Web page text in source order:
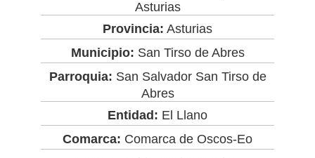
Asturias
Provincia: Asturias
Municipio: San Tirso de Abres
Parroquia: San Salvador San Tirso de
Abres
Entidad: El Llano
Comarca: Comarca de Oscos-Eo